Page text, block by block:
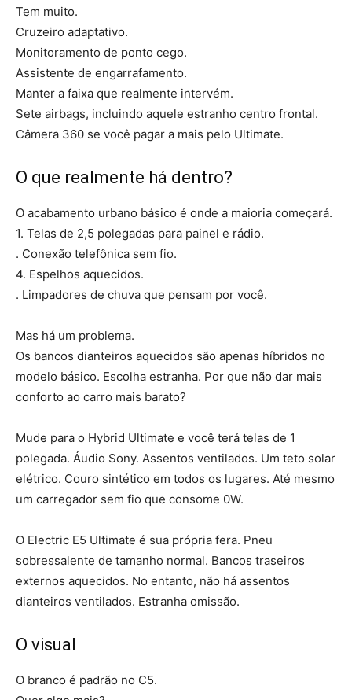
Tem muito.
Cruzeiro adaptativo.
Monitoramento de ponto cego.
Assistente de engarrafamento.
Manter a faixa que realmente intervém.
Sete airbags, incluindo aquele estranho centro frontal.
Câmera 360 se você pagar a mais pelo Ultimate.
O que realmente há dentro?
O acabamento urbano básico é onde a maioria começará.
1. Telas de 2,5 polegadas para painel e rádio.
. Conexão telefônica sem fio.
4. Espelhos aquecidos.
. Limpadores de chuva que pensam por você.
Mas há um problema.
Os bancos dianteiros aquecidos são apenas híbridos no
modelo básico. Escolha estranha. Por que não dar mais
conforto ao carro mais barato?
Mude para o Hybrid Ultimate e você terá telas de 1
polegada. Áudio Sony. Assentos ventilados. Um teto solar
elétrico. Couro sintético em todos os lugares. Até mesmo
um carregador sem fio que consome 0W.
O Electric E5 Ultimate é sua própria fera. Pneu
sobressalente de tamanho normal. Bancos traseiros
externos aquecidos. No entanto, não há assentos
dianteiros ventilados. Estranha omissão.
O visual
O branco é padrão no C5.